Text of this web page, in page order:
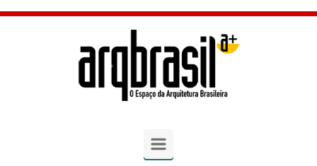
Skip to main content